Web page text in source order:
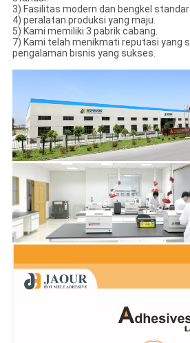
3) Fasilitas modern dan bengkel
4) peralatan produksi yang maju.
5) Kami memiliki 3 pabrik cabang.
7) Kami telah menikmati reputasi yang
pengalaman bisnis yang sukses.